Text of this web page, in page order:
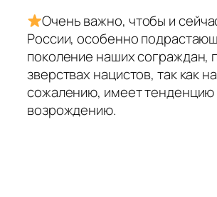
Очень важно, чтобы и
России, особенно
поколение наших сограждан,
зверствах нацистов, так как
сожалению, имеет тенденцию
возрождению.